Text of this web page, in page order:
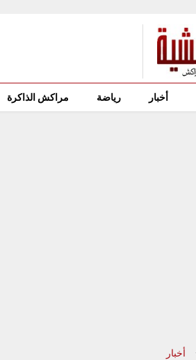
أخبار رياضة مراكش الذاكرة
أخبار